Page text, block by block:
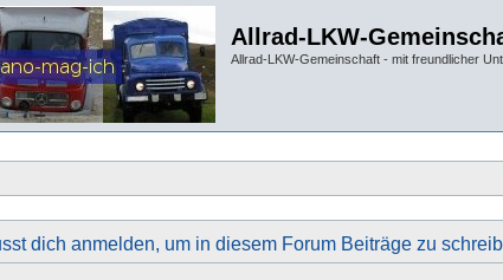
Allrad-LKW-
Allrad-LKW-Gemeinschaft - mit freundlicher
dich anmelden, um in diesem Forum Beiträge zu